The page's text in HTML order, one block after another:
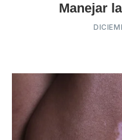
Manejar